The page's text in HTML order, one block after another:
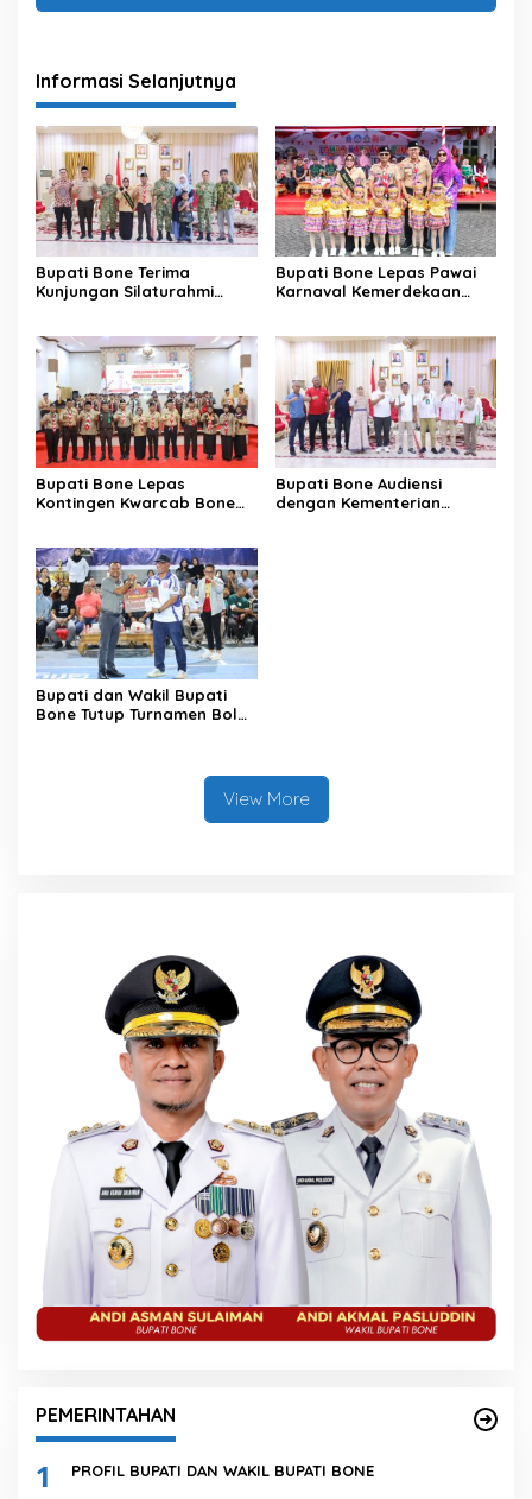
Informasi Selanjutnya
Bupati Bone Terima
Kunjungan Silaturahmi
Bupati Bone Lepas Pawai
Karnaval Kemerdekaan
Bupati Bone Lepas
Kontingen Kwarcab Bone
Bupati Bone Audiensi
dengan Kementerian
Bupati dan Wakil Bupati
Bone Tutup Turnamen Bola
View More
PEMERINTAHAN
1 PROFIL BUPATI DAN WAKIL BUPATI BONE